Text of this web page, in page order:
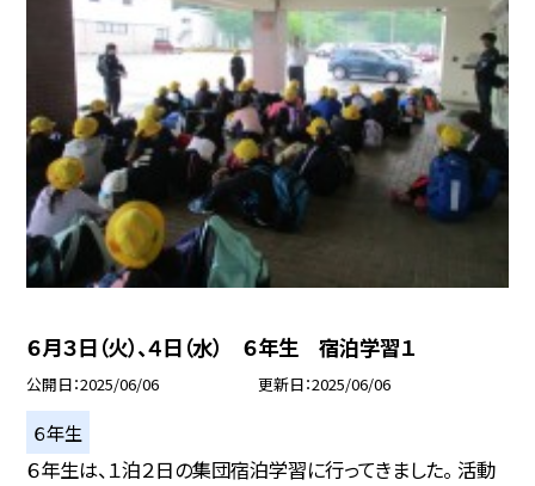
６月３日（火）、４日（水） ６年生 宿泊学習１
公開日 2025/06/06 更新日 2025/06/06
６年生
６年生は、１泊２日の集団宿泊学習に行ってきました。 活動